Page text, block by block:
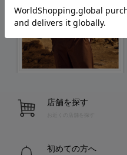
店舗を探す
お近くの店舗を探す
初めての方へ